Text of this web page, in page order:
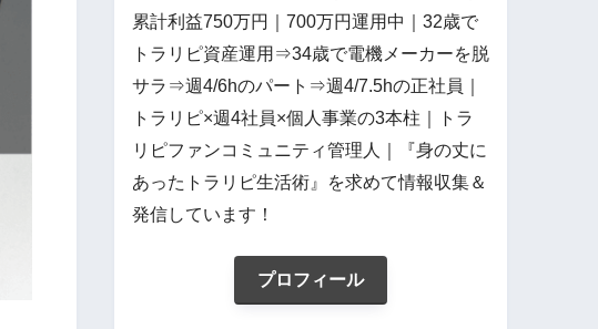
累計利益750万円｜700万円運用中｜32歳で
トラリピ資産運用⇒34歳で電機メーカーを脱
サラ⇒週4/6hのパート⇒週4/7.5hの正社員｜
トラリピ×週4社員×個人事業の3本柱｜トラ
リピファンコミュニティ管理人｜『身の丈に
あったトラリピ生活術』を求めて情報収集＆
発信しています！
プロフィール